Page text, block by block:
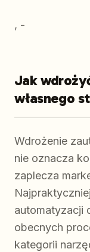
, -
Jak
własnego
Wdrożenie
nie oznacza
zaplecza
automatyzacji
obecnych
kategorii